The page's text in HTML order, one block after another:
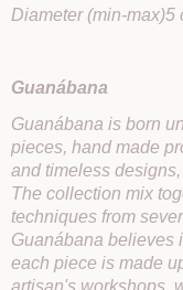
Diameter (min-max)5
Guanábana
Guanábana is born
pieces, hand made
and timeless
The collection mix
techniques from
Guanábana believes
each piece is made
artisan's workshops,